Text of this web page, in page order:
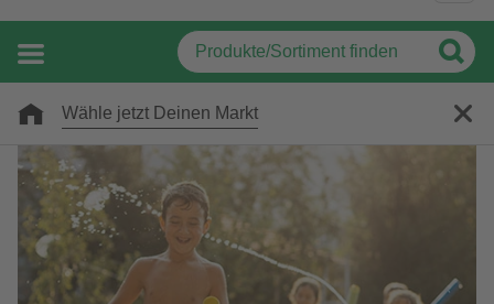
Wähle jetzt Deinen Markt